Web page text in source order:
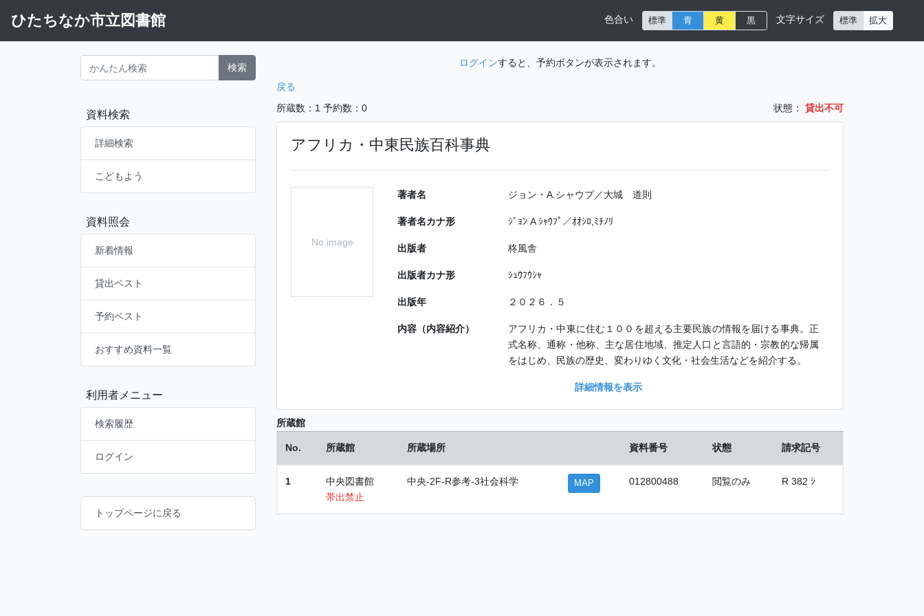
ひたちなか市立図書館 色合い 標準 青 黄 黒 文字サイズ 標準 拡大
検索
資料検索
詳細検索
こどもよう
資料照会
新着情報
貸出ベスト
予約ベスト
おすすめ資料一覧
利用者メニュー
検索履歴
ログイン
トップページに戻る
ログインすると、予約ボタンが表示されます。
戻る
所蔵数：1 予約数：0 状態： 貸出不可
アフリカ・中東民族百科事典
No image
著者名 ジョン・A.シャウプ／大城 道則
著者名カナ形 ｼﾞｮﾝ A ｼｬｳﾌﾟ／ｵｵｼﾛ,ﾐﾁﾉﾘ
出版者 柊風舎
出版者カナ形 ｼｭｳﾌｳｼｬ
出版年 ２０２６．５
内容（内容紹介）
アフリカ・中東に住む１００を超える主要民族の情報を届ける事典。正
式名称、通称・他称、主な居住地域、推定人口と言語的・宗教的な帰属
をはじめ、民族の歴史、変わりゆく文化・社会生活などを紹介する。
詳細情報を表示
所蔵館
No. 所蔵館 所蔵場所 資料番号 状態 請求記号
1
中央図書館
帯出禁止
中央-2F-R参考-3社会科学 MAP 012800488 閲覧のみ R 382 ｼ